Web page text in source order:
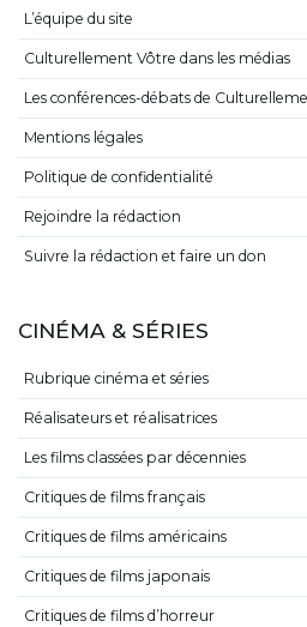
L’équipe du site
Culturellement Vôtre dans les médias
Les conférences-débats de
Mentions légales
Politique de confidentialité
Rejoindre la rédaction
Suivre la rédaction et faire un don
CINÉMA & SÉRIES
Rubrique cinéma et séries
Réalisateurs et réalisatrices
Les films classées par décennies
Critiques de films français
Critiques de films américains
Critiques de films japonais
Critiques de films d’horreur